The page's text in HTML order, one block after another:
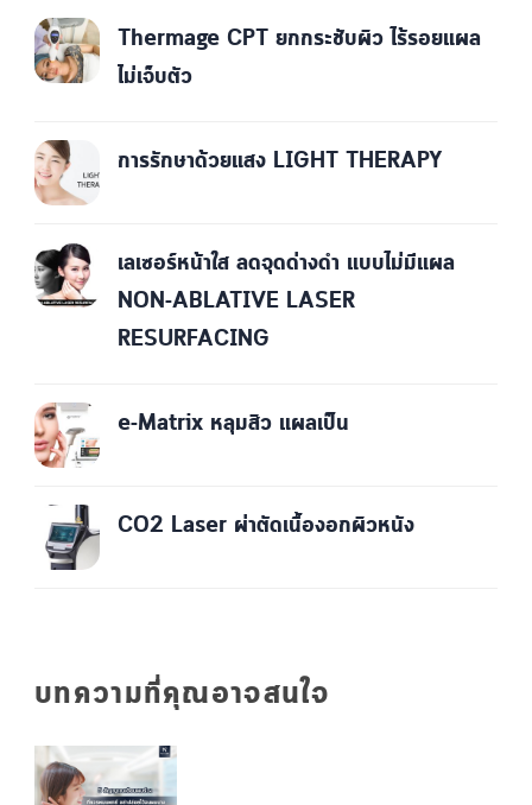
Thermage CPT ยกกระชับผิว ไร้รอยแผล
ไม่เจ็บตัว
การรักษาด้วยแสง LIGHT THERAPY
เลเซอร์หน้าใส ลดจุดด่างดำ แบบไม่มีแผล
NON-ABLATIVE LASER
RESURFACING
e-Matrix หลุมสิว แผลเป็น
CO2 Laser ผ่าตัดเนื้องอกผิวหนัง
บทความที่คุณอาจสนใจ